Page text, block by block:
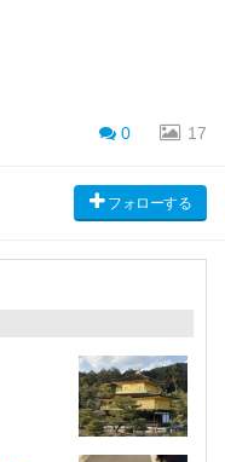
0 17
フォローする